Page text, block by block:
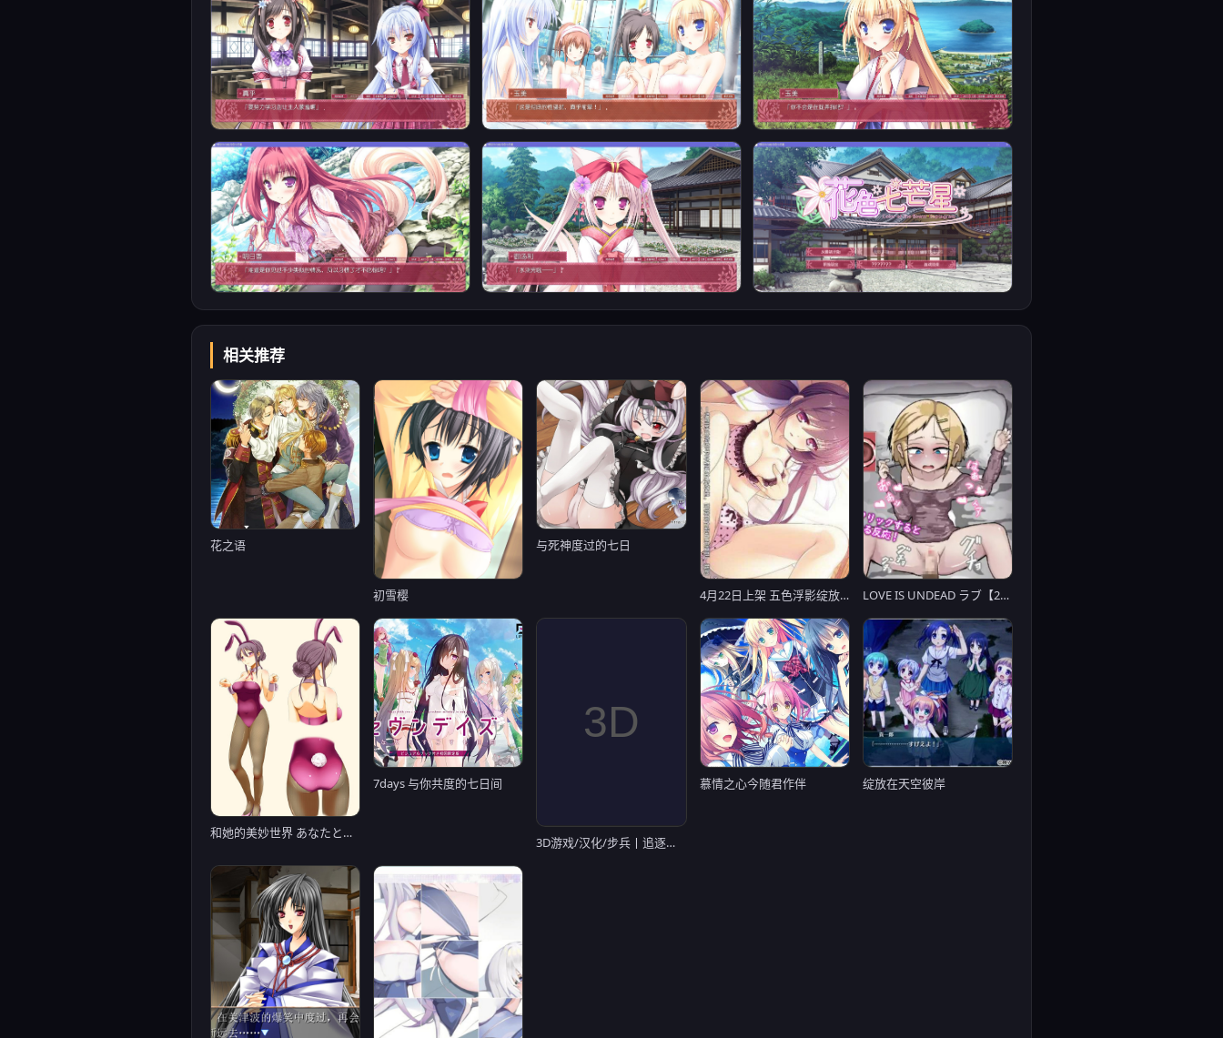
相关推荐
花之语
初雪樱
与死神度过的七日
4月22日上架 五色浮影绽放于花之海洋【PC0818】 LOVE IS UNDEAD ラブ【20230315】
和她的美妙世界 あなたとわたしの UNITY版【20221230】
7days 与你共度的七日间
3D游戏/汉化/步兵丨追逐夏天的记忆/なつのうしろで Ver1.2 AI汉化去码版【20260203】
慕情之心今随君作伴 绽放在天空彼岸